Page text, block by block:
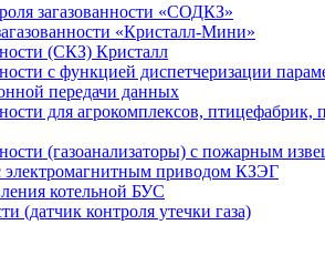
загазованности «СОДКЗ»
«Кристалл-Мини»
(СКЗ) Кристалл
с функцией диспетчеризации
передачи данных
для агрокомплексов,
(газоанализаторы) с пожарным
электромагнитным приводом КЗЭГ
котельной БУС
(датчик контроля утечки газа)